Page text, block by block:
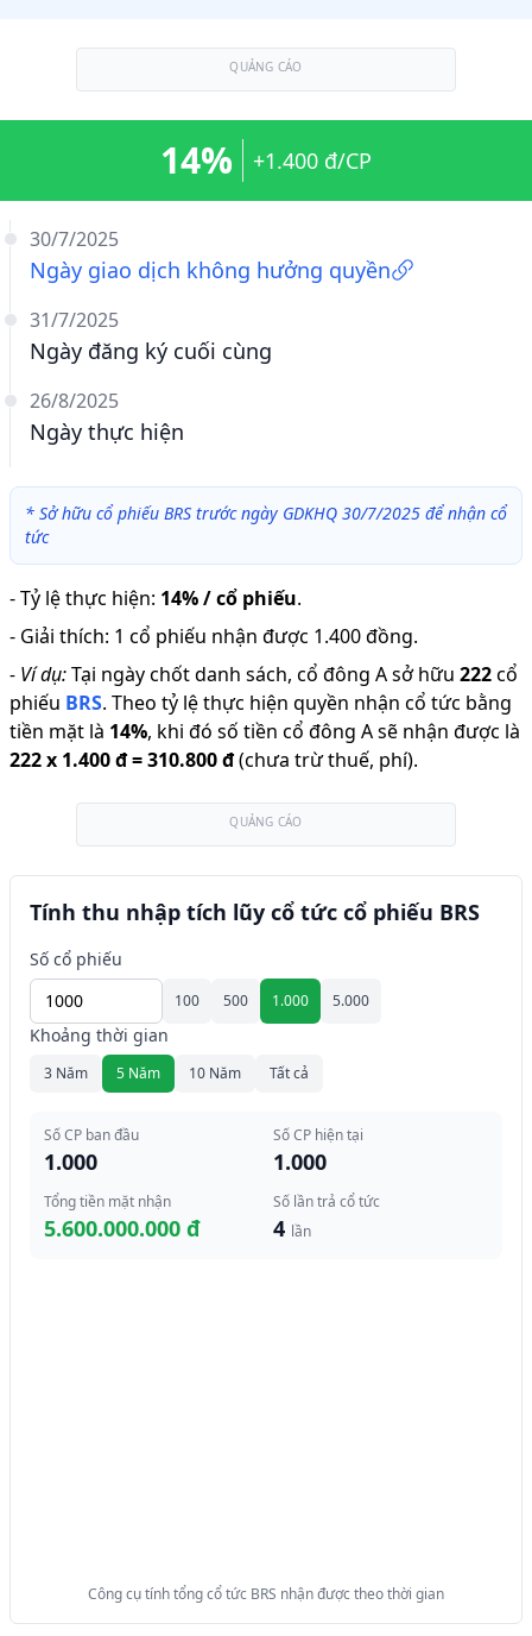
QUẢNG CÁO
30/7/2025
Ngày giao dịch không hưởng quyền
31/7/2025
Ngày đăng ký cuối cùng
26/8/2025
Ngày thực hiện
14% +1.400 đ/CP
* Sở hữu cổ phiếu BRS trước ngày GDKHQ 30/7/2025 để nhận cổ
tức
-Tỷ lệ thực hiện: 14% / cổ phiếu.
- Giải thích: 1 cổ phiếu nhận được 1.400 đồng.
- Ví dụ:Tại ngày chốt danh sách, cổ đông A sở hữu 222cổ
phiếu BRS. Theo tỷ lệ thực hiện quyền nhận cổ tức bằng
tiền mặt là 14%, khi đó số tiền cổ đông A sẽ nhận được là
222x 1.400 đ=310.800 đ(chưa trừ thuế, phí).
QUẢNG CÁO
Tính thu nhập tích lũy cổ tức cổ phiếu BRS
Số cổ phiếu
100 500 1.000 5.000
Khoảng thời gian
3 Năm 5 Năm 10 Năm Tất cả
Số CP ban đầu
1.000
Số CP hiện tại
1.000
Tổng tiền mặt nhận
5.600.000.000 đ
Số lần trả cổ tức
4 lần
Công cụ tính tổng cổ tức BRS nhận được theo thời gian